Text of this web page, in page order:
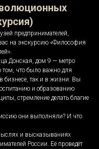
предпринимателей,
на экскурсию «Философия
Донская, дом 9 — метро
что было важно для
бизнесе, так и в жизни. Вы
и образованию
стремление делать благие
они выполняли? И что
и высказываниях
России. Её проведёт